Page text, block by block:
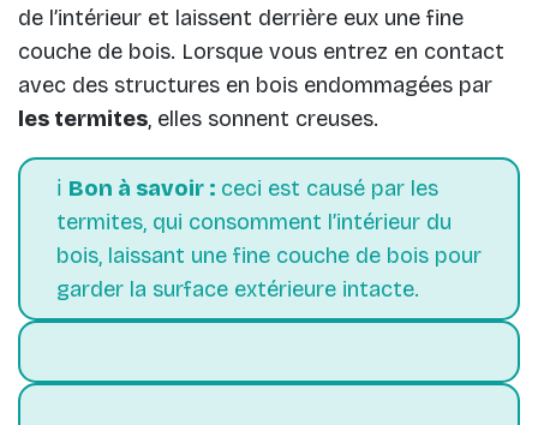
de l’intérieur et laissent derrière eux une fine
couche de bois. Lorsque vous entrez en contact
avec des structures en bois endommagées par
les termites, elles sonnent creuses.
ℹ️ Bon à savoir : ceci est causé par les
termites, qui consomment l’intérieur du
bois, laissant une fine couche de bois pour
garder la surface extérieure intacte.